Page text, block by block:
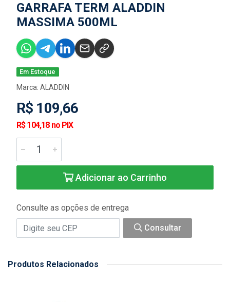
GARRAFA TERM ALADDIN
MASSIMA 500ML
Em Estoque
Marca: ALADDIN
R$ 109,66
R$ 104,18 no PIX
Adicionar ao Carrinho
Consulte as opções de entrega
Consultar
Produtos Relacionados